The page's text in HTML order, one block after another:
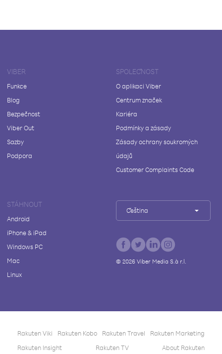
VIBER
Funkce
Blog
Bezpečnost
Viber Out
Sazby
Podpora
SPOLEČNOST
O aplikaci Viber
Centrum značek
Kariéra
Podmínky a zásady
Zásady ochrany soukromých
údajů
Customer Complaints Code
STÁHNOUT
Android
iPhone & iPad
Windows PC
Mac
Linux
Čeština
© 2026Viber Media S.à r.l.
Rakuten Viki Rakuten Kobo Rakuten Travel
Rakuten Marketing
Rakuten Insight
Rakuten TV About Rakuten